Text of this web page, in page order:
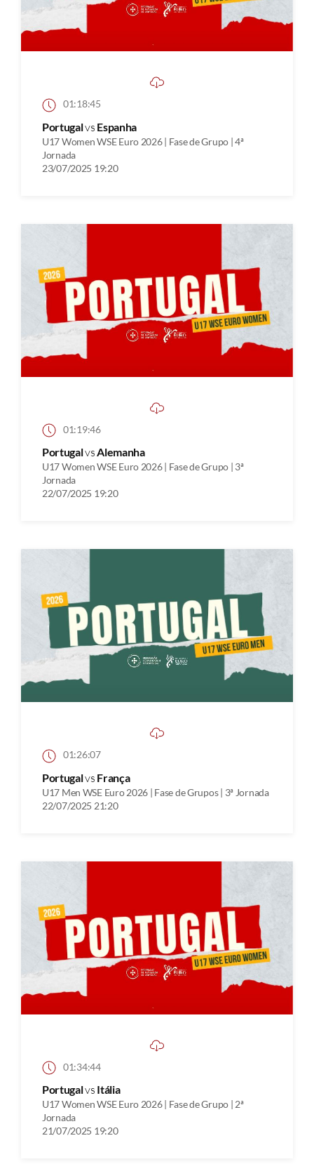
01:18:45
Portugalvs Espanha
U17 Women WSE Euro 2026 | Fase de Grupo | 4ª
Jornada
23/07/2025 19:20
01:19:46
PortugalvsAlemanha
U17 Women WSE Euro 2026 | Fase de Grupo | 3ª
Jornada
22/07/2025 19:20
01:26:07
Portugalvs França
U17 Men WSE Euro 2026 | Fase de Grupos | 3ª Jornada
22/07/2025 21:20
01:34:44
Portugalvs Itália
U17 Women WSE Euro 2026 | Fase de Grupo | 2ª
Jornada
21/07/2025 19:20